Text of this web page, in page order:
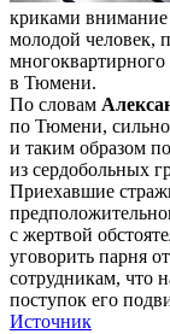
криками внимание
молодой человек,
в Тюмени.
По словам
по Тюмени, сильно
и таким образом
из сердобольных
Приехавшие
с жертвой
уговорить парня
сотрудникам, что
поступок его
Источник